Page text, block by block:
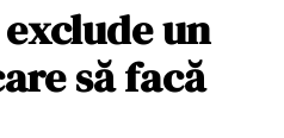
un
să facă